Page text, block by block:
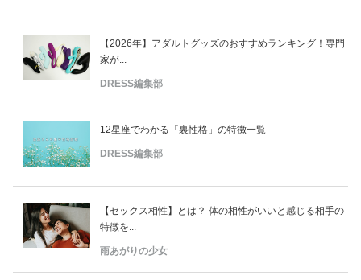
【2026年】アダルトグッズのおすすめランキング！専門
家が...
DRESS編集部
12星座でわかる「裏性格」の特徴一覧
DRESS編集部
【セックス相性】とは？ 体の相性がいいと感じる相手の
特徴を...
雨あがりの少女